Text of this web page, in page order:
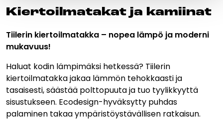
Kier­toil­ma­ta­kat ja ka­mii­nat
Tiilerin kiertoilmatakka – nopea lämpö ja moderni
mukavuus!
Haluat kodin lämpimäksi hetkessä? Tiilerin
kiertoilmatakka jakaa lämmön tehokkaasti ja
tasaisesti, säästää polttopuuta ja tuo tyylikkyyttä
sisustukseen. Ecodesign-hyväksytty puhdas
palaminen takaa ympäristöystävällisen ratkaisun.